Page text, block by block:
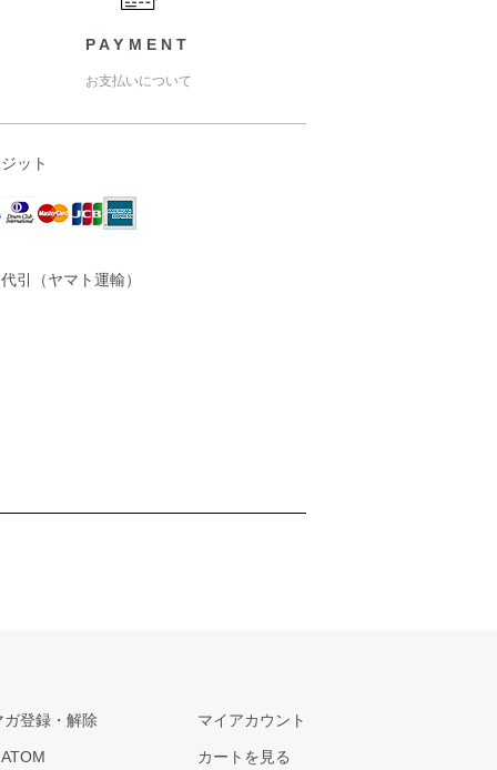
PAYMENT
お支払いについて
ット
引（ヤマト運輸）
ガ登録・解除
ATOM
マイアカウント
カートを見る